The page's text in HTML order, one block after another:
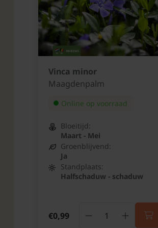
Vinca minor
Maagdenpalm
Online op voorraad
Bloeitijd:
Maart - Mei
Groenblijvend:
Ja
Standplaats:
Halfschaduw - schaduw
€0,99